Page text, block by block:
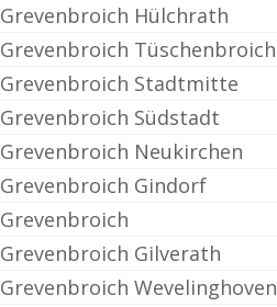
Grevenbroich Hülchrath
Grevenbroich Tüschenbroich
Grevenbroich Stadtmitte
Grevenbroich Südstadt
Grevenbroich Neukirchen
Grevenbroich Gindorf
Grevenbroich
Grevenbroich Gilverath
Grevenbroich Wevelinghoven